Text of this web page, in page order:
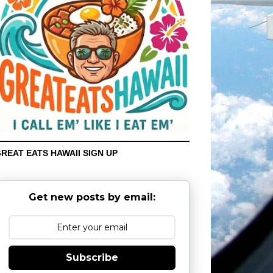
EATS HAWAII SIGN UP
Get new posts by email:
Subscribe